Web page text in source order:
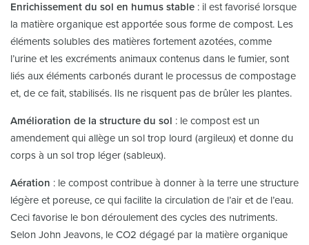
Enrichissement du sol en humus stable : il est favorisé lorsque
la matière organique est apportée sous forme de compost. Les
éléments solubles des matières fortement azotées, comme
l’urine et les excréments animaux contenus dans le fumier, sont
liés aux éléments carbonés durant le processus de compostage
et, de ce fait, stabilisés. Ils ne risquent pas de brûler les plantes.
Amélioration de la structure du sol : le compost est un
amendement qui allège un sol trop lourd (argileux) et donne du
corps à un sol trop léger (sableux).
Aération : le compost contribue à donner à la terre une structure
légère et poreuse, ce qui facilite la circulation de l’air et de l’eau.
Ceci favorise le bon déroulement des cycles des nutriments.
Selon John Jeavons, le CO2 dégagé par la matière organique